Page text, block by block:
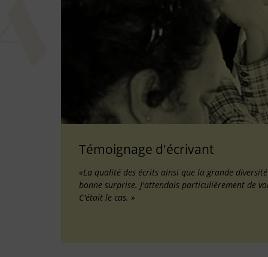
Témoignage d'écrivant
«La qualité des écrits ainsi que la grande
bonne surprise. J'attendais particulièrement de
C'était le cas. »